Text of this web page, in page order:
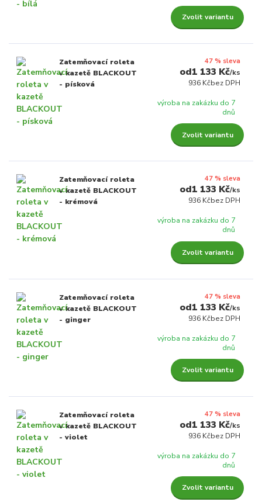
Zvolit variantu
Zatemňovací roleta
v kazetě BLACKOUT
- písková
47 % sleva
1 133 Kč/ks
936 Kčbez DPH
výroba na zakázku do 7
dnů
Zvolit variantu
Zatemňovací roleta
v kazetě BLACKOUT
- krémová
47 % sleva
1 133 Kč/ks
936 Kčbez DPH
výroba na zakázku do 7
dnů
Zvolit variantu
Zatemňovací roleta
v kazetě BLACKOUT
- ginger
47 % sleva
1 133 Kč/ks
936 Kčbez DPH
výroba na zakázku do 7
dnů
Zvolit variantu
Zatemňovací roleta
v kazetě BLACKOUT
- violet
47 % sleva
1 133 Kč/ks
936 Kčbez DPH
výroba na zakázku do 7
dnů
Zvolit variantu